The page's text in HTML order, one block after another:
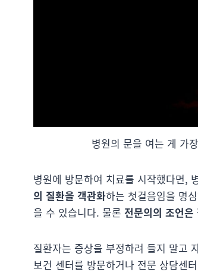
병원의 문을 여는 게 가
병원에 방문하여 치료를 시작했다면,
의 질환을 객관화하는 첫걸음임을 명
을 수 있습니다. 물론 전문의의 조언은
질환자는 증상을 부정하려 들지 말고
보건 센터를 방문하거나 전문 상담센